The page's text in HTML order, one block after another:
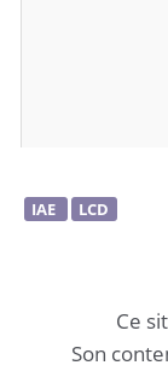
IAE LCD
Ce
Son